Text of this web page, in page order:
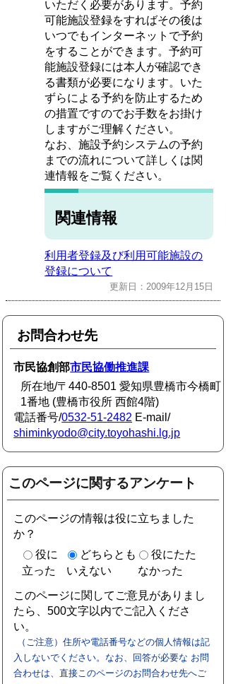
いただく必要があります。予約
可能施設登録をすればその後は
いつでもインターネットで予約
をすることができます。予約可
能施設登録には本人が確認でき
る書類が必要になります。いた
ずらによる予約を防止するため
の措置ですのでお手数をお掛け
しますがご理解ください。
なお、施設予約システムの予約
までの流れについて詳しくは関
連情報をご覧ください。
関連情報
利用者登録及び利用可能施設の
登録について
更新日：2009年12月15日
お問合わせ先
市民協創部市民協働推進課
所在地/〒440-8501 愛知県豊橋市今橋町
1番地 (豊橋市役所 西館4階)
電話番号/0532-51-2482 E-mail/
shiminkyodo@city.toyohashi.lg.jp
このページに関するアンケート
このページの情報は役に立ちました
か？
役に
立った
どちらとも
いえない
役にたた
なかった
このページに関してご意見がありまし
たら、500文字以内でご記入くださ
い。
（ご注意）住所や電話番号などの個人情報は記
入しないでください。なお、回答が必要な お問
合わせは、直接このページのお問合わせ先へご